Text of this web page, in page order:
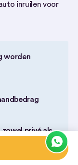
inruilen voor
worden
privé als